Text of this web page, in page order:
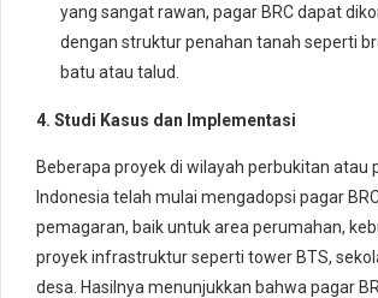
yang sangat rawan, pagar BRC dapat
dengan struktur penahan tanah seperti
batu atau talud.
4. Studi Kasus dan Implementasi
Beberapa proyek di wilayah perbukitan atau
Indonesia telah mulai mengadopsi pagar
pemagaran, baik untuk area perumahan,
proyek infrastruktur seperti tower BTS,
desa. Hasilnya menunjukkan bahwa pagar